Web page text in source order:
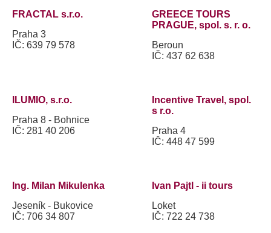
FRACTAL s.r.o.
Praha 3
IČ: 639 79 578
GREECE TOURS
PRAGUE, spol. s. r. o.
Beroun
IČ: 437 62 638
ILUMIO, s.r.o.
Praha 8 - Bohnice
IČ: 281 40 206
Incentive Travel, spol.
s r.o.
Praha 4
IČ: 448 47 599
Ing. Milan Mikulenka
Jeseník - Bukovice
IČ: 706 34 807
Ivan Pajtl - ii tours
Loket
IČ: 722 24 738